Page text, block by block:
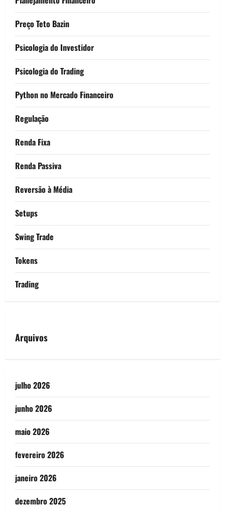
Preço Teto Bazin
Psicologia do Investidor
Psicologia do Trading
Python no Mercado Financeiro
Regulação
Renda Fixa
Renda Passiva
Reversão à Média
Setups
Swing Trade
Tokens
Trading
Arquivos
julho 2026
junho 2026
maio 2026
fevereiro 2026
janeiro 2026
dezembro 2025